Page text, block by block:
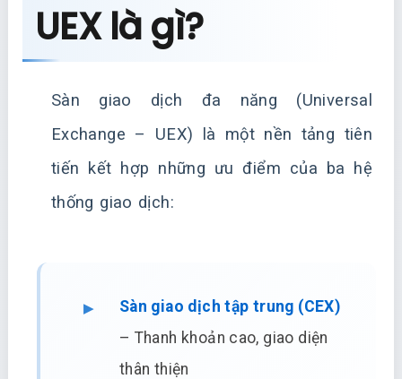
UEX là gì?
Sàn giao dịch đa năng (Universal
Exchange – UEX) là một nền tảng tiên
tiến kết hợp những ưu điểm của ba hệ
thống giao dịch:
Sàn giao dịch tập trung (CEX)
– Thanh khoản cao, giao diện
thân thiện